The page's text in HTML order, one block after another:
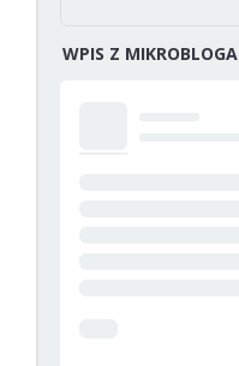
WPIS Z MIKROBLOGA